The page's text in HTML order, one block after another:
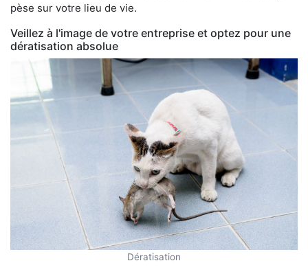
pèse sur votre lieu de vie.
Veillez à l'image de votre entreprise et optez pour une
dératisation absolue
Dératisation